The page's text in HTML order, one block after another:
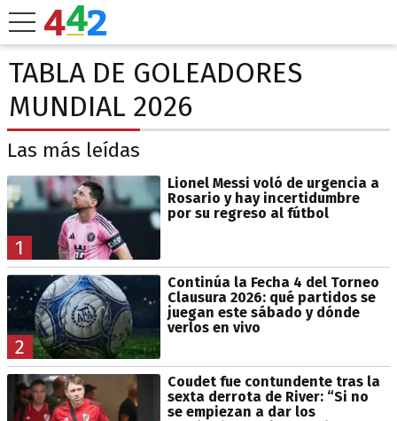
TABLA DE GOLEADORES
MUNDIAL 2026
Las más leídas
1
Lionel Messi voló de urgencia a
Rosario y hay incertidumbre
por su regreso al fútbol
2
Continúa la Fecha 4 del Torneo
Clausura 2026: qué partidos se
juegan este sábado y dónde
verlos en vivo
Coudet fue contundente tras la
sexta derrota de River: “Si no
se empiezan a dar los